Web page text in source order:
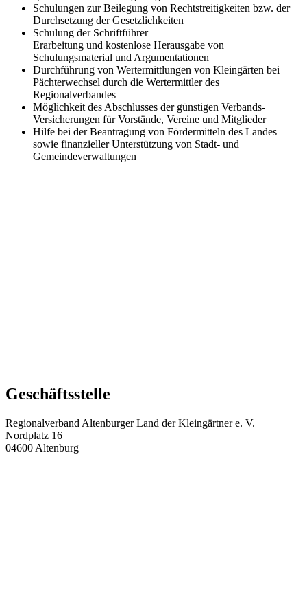
Schulungen zur Beilegung von Rechtstreitigkeiten bzw. der
Durchsetzung der Gesetzlichkeiten
Schulung der Schriftführer
Erarbeitung und kostenlose Herausgabe von
Schulungsmaterial und Argumentationen
Durchführung von Wertermittlungen von Kleingärten bei
Pächterwechsel durch die Wertermittler des
Regionalverbandes
Möglichkeit des Abschlusses der günstigen Verbands-
Versicherungen für Vorstände, Vereine und Mitglieder
Hilfe bei der Beantragung von Fördermitteln des Landes
sowie finanzieller Unterstützung von Stadt- und
Gemeindeverwaltungen
Geschäftsstelle
Regionalverband Altenburger Land der Kleingärtner e. V.
Nordplatz 16
04600 Altenburg